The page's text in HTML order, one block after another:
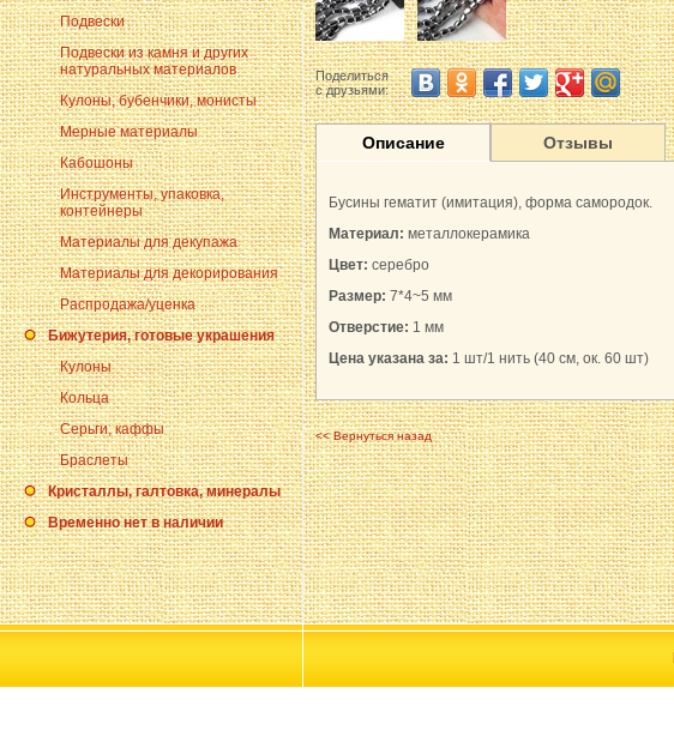
Подвески
Подвески из камня и других
натуральных материалов
Кулоны, бубенчики, монисты
Мерные материалы
Кабошоны
Инструменты, упаковка,
контейнеры
Материалы для декупажа
Материалы для декорирования
Распродажа/уценка
Бижутерия, готовые украшения
Кулоны
Кольца
Серьги, каффы
Браслеты
Кристаллы, галтовка, минералы
Временно нет в наличии
Поделиться
с друзьями:
Описание Отзывы
Бусины гематит (имитация), форма самородок.
Материал: металлокерамика
Цвет: серебро
Размер: 7*4~5 мм
Отверстие: 1 мм
Цена указана за: 1 шт/1 нить (40 см, ок. 60 шт)
<< Вернуться назад